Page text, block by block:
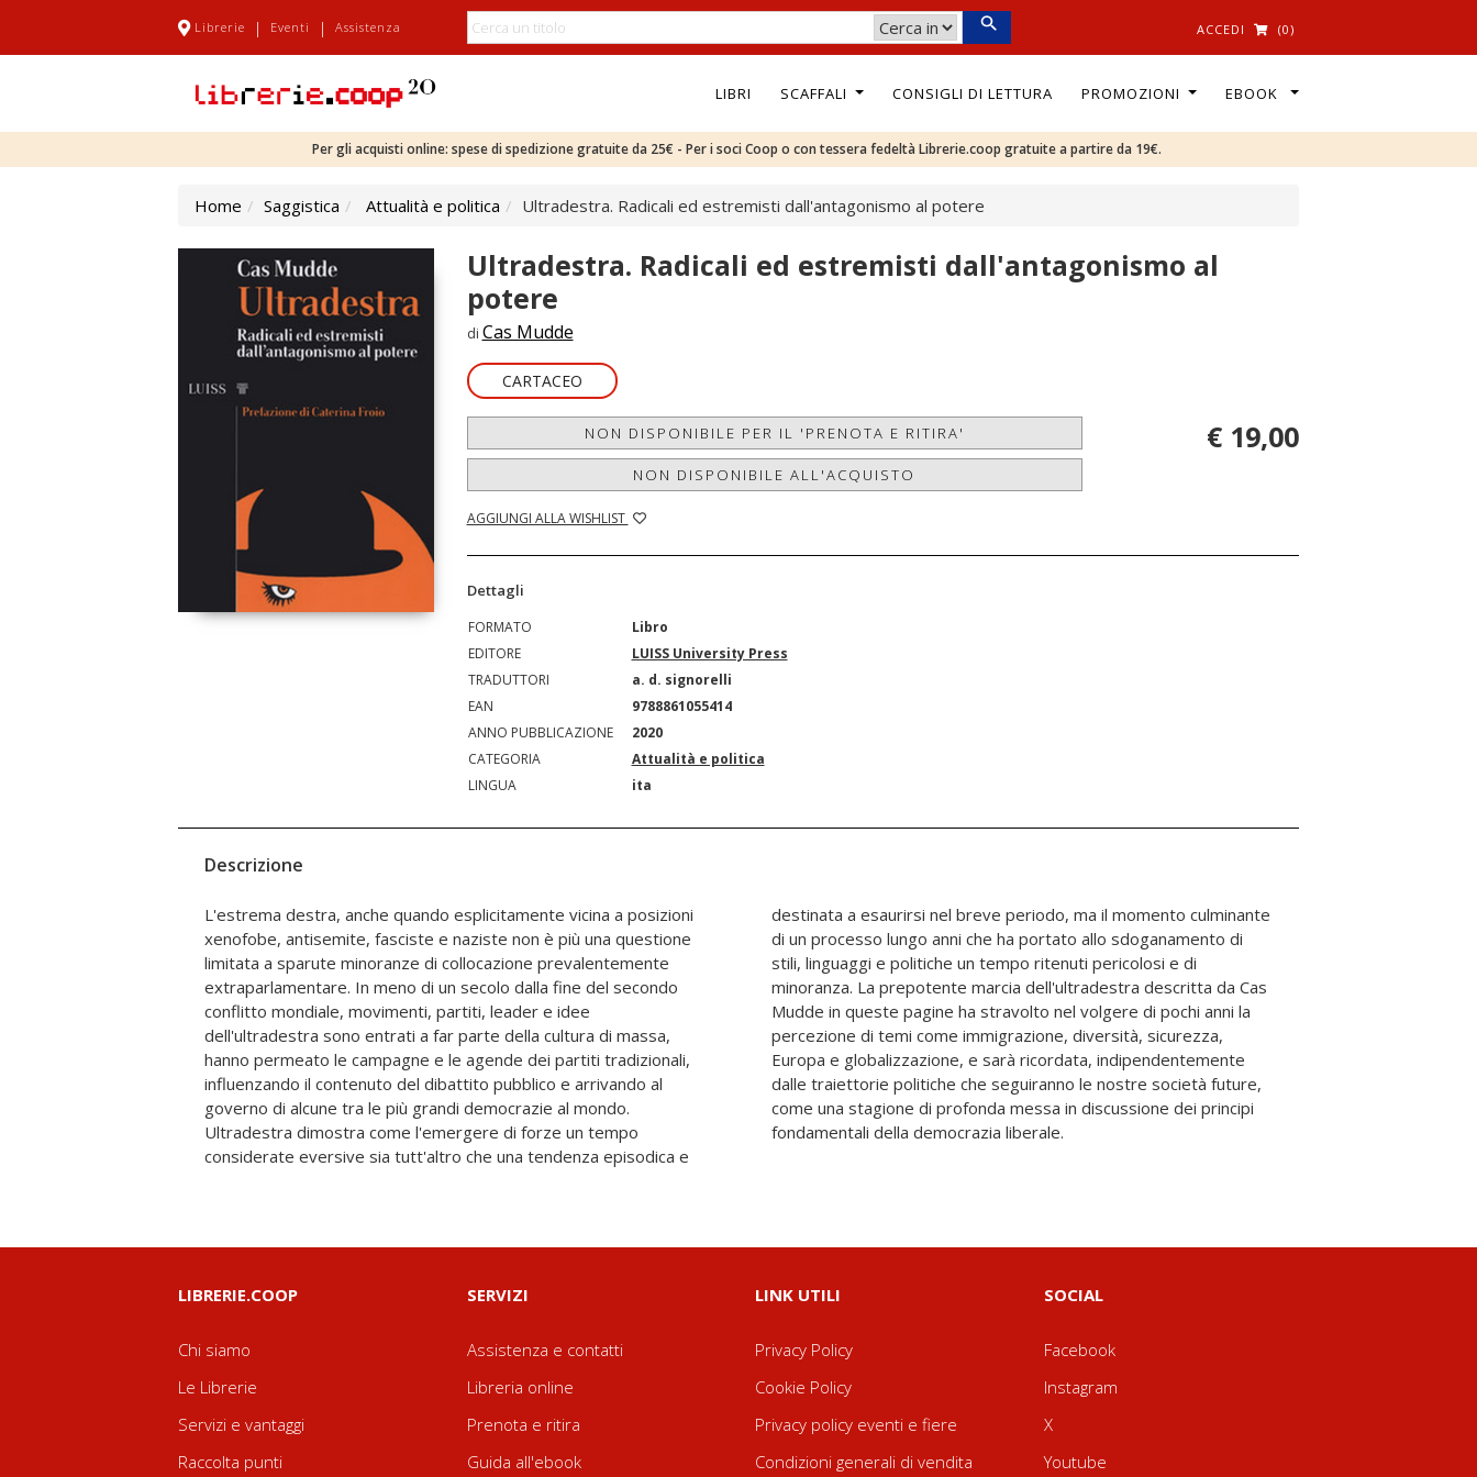
Librerie | Eventi | Assistenza ACCEDI (0)
LIBRI SCAFFALI CONSIGLI DI LETTURA PROMOZIONI EBOOK
Per gli acquisti online: spese di spedizione gratuite da 25€ - Per i soci Coop o con tessera fedeltà Librerie.coop gratuite a partire da 19€.
Home Saggistica Attualità e politica Ultradestra. Radicali ed estremisti dall'antagonismo al potere
Ultradestra. Radicali ed estremisti dall'antagonismo al
potere
di Cas Mudde
CARTACEO
NON DISPONIBILE PER IL 'PRENOTA E RITIRA'
NON DISPONIBILE ALL'ACQUISTO
AGGIUNGI ALLA WISHLIST
€ 19,00
Dettagli
FORMATO
Libro
EDITORE
LUISS University Press
TRADUTTORI
a. d. signorelli
EAN
9788861055414
ANNO PUBBLICAZIONE
2020
CATEGORIA
Attualità e politica
LINGUA
ita
Descrizione
L'estrema destra, anche quando esplicitamente vicina a posizioni
xenofobe, antisemite, fasciste e naziste non è più una questione
limitata a sparute minoranze di collocazione prevalentemente
extraparlamentare. In meno di un secolo dalla fine del secondo
conflitto mondiale, movimenti, partiti, leader e idee
dell'ultradestra sono entrati a far parte della cultura di massa,
hanno permeato le campagne e le agende dei partiti tradizionali,
influenzando il contenuto del dibattito pubblico e arrivando al
governo di alcune tra le più grandi democrazie al mondo.
Ultradestra dimostra come l'emergere di forze un tempo
considerate eversive sia tutt'altro che una tendenza episodica e
destinata a esaurirsi nel breve periodo, ma il momento culminante
di un processo lungo anni che ha portato allo sdoganamento di
stili, linguaggi e politiche un tempo ritenuti pericolosi e di
minoranza. La prepotente marcia dell'ultradestra descritta da Cas
Mudde in queste pagine ha stravolto nel volgere di pochi anni la
percezione di temi come immigrazione, diversità, sicurezza,
Europa e globalizzazione, e sarà ricordata, indipendentemente
dalle traiettorie politiche che seguiranno le nostre società future,
come una stagione di profonda messa in discussione dei principi
fondamentali della democrazia liberale.
LIBRERIE.COOP
Chi siamo
Le Librerie
Servizi e vantaggi
Raccolta punti
SERVIZI
Assistenza e contatti
Libreria online
Prenota e ritira
Guida all'ebook
LINK UTILI
Privacy Policy
Cookie Policy
Privacy policy eventi e fiere
Condizioni generali di vendita
SOCIAL
Facebook
Instagram
X
Youtube